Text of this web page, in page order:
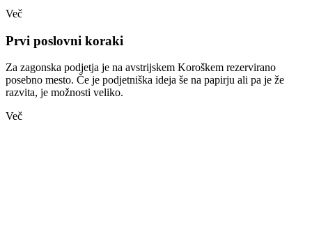
Več
Prvi poslovni koraki
Za zagonska podjetja je na avstrijskem Koroškem rezervirano
posebno mesto. Če je podjetniška ideja še na papirju ali pa je že
razvita, je možnosti veliko.
Več